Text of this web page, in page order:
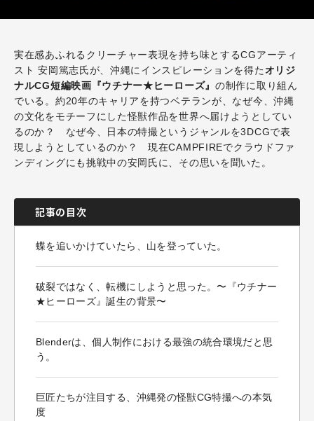
実在感あふれるクリーチャー表現を持ち味とするCGアーティ
スト 安岡篤志氏が、沖縄にインスピレーションを得たオリジ
ナルCG短編映画『ウチナー★ヒーローズ』 の制作に取り組ん
でいる。約20年のキャリアを持つベテランが、なぜ今、沖縄
の文化をモチーフにした怪獣作品を世界へ届けようとしてい
るのか？ なぜ今、日本の特撮というジャンルを3DCGで表
現しようとしているのか？ 現在CAMPFIREでクラウドファ
ンディングにも挑戦中の安岡氏に、その思いを聞いた。
記事の目次
蝶を追いかけていたら、山を登っていた。
破裂ではなく、転機にしようと思った。〜『ウチナー
★ヒーローズ』誕生の背景〜
Blenderは、個人制作における最強の統合環境だと思
う。
巨匠たちが注目する、沖縄発の怪獣CG特撮への本気
度